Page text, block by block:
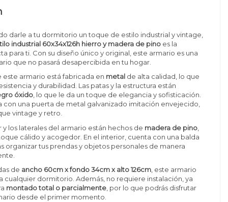
darle a tu dormitorio un toque de estilo industrial y vintage,
industrial 60x34x126h hierro y madera de pino es la
para ti. Con su diseño único y original, este armario es una
que no pasará desapercibida en tu hogar.
este armario está fabricada en metal de alta calidad, lo que
y durabilidad. Las patas y la estructura están
óxido, lo que le da un toque de elegancia y sofisticación.
con una puerta de metal galvanizado imitación envejecido,
vintage y retro.
y los laterales del armario están hechos de madera de pino
cálido y acogedor. En el interior, cuenta con una balda
organizar tus prendas y objetos personales de manera
de ancho 60cm x fondo 34cm x alto 126cm, este armario
cualquier dormitorio. Además, no requiere instalación, ya
montado total o parcialmente, por lo que podrás disfrutar
desde el primer momento.